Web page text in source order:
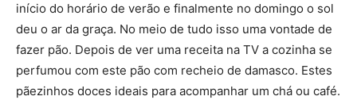
início do horário de verão e finalmente no domingo o sol
deu o ar da graça. No meio de tudo isso uma vontade de
fazer pão. Depois de ver uma receita na TV a cozinha se
perfumou com este pão com recheio de damasco. Estes
pãezinhos doces ideais para acompanhar um chá ou café.